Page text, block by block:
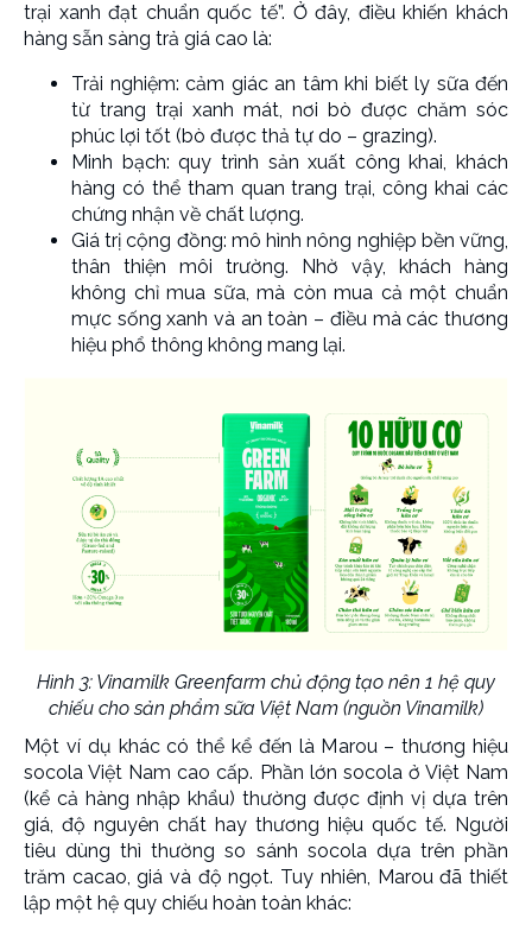
trại xanh đạt chuẩn quốc tế”. Ở đây, điều khiến khách
hàng sẵn sàng trả giá cao là:
Trải nghiệm: cảm giác an tâm khi biết ly sữa đến
từ trang trại xanh mát, nơi bò được chăm sóc
phúc lợi tốt (bò được thả tự do – grazing).
Minh bạch: quy trình sản xuất công khai, khách
hàng có thể tham quan trang trại, công khai các
chứng nhận về chất lượng.
Giá trị cộng đồng: mô hình nông nghiệp bền vững,
thân thiện môi trường. Nhờ vậy, khách hàng
không chỉ mua sữa, mà còn mua cả một chuẩn
mực sống xanh và an toàn – điều mà các thương
hiệu phổ thông không mang lại.
Hình 3: Vinamilk Greenfarm chủ động tạo nên 1 hệ quy
chiếu cho sản phẩm sữa Việt Nam (nguồn Vinamilk)
Một ví dụ khác có thể kể đến là Marou – thương hiệu
socola Việt Nam cao cấp. Phần lớn socola ở Việt Nam
(kể cả hàng nhập khẩu) thường được định vị dựa trên
giá, độ nguyên chất hay thương hiệu quốc tế. Người
tiêu dùng thì thường so sánh socola dựa trên phần
trăm cacao, giá và độ ngọt. Tuy nhiên, Marou đã thiết
lập một hệ quy chiếu hoàn toàn khác: